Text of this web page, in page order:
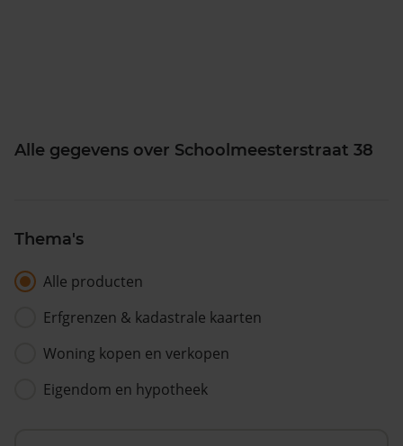
Alle gegevens over Schoolmeesterstraat 38
Thema's
Alle producten
Erfgrenzen & kadastrale kaarten
Woning kopen en verkopen
Eigendom en hypotheek